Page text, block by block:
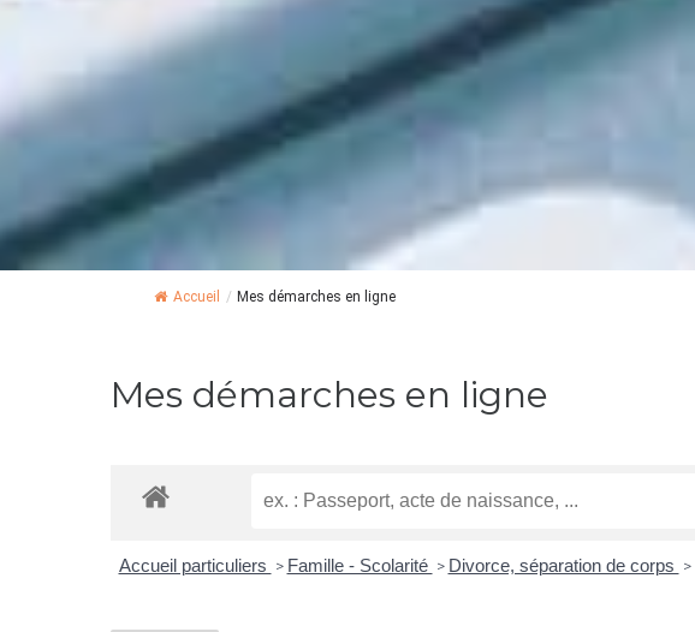
Accueil / Mes démarches en ligne
Mes démarches en ligne
Accueil particuliers > Famille - Scolarité > Divorce, séparation de corps >